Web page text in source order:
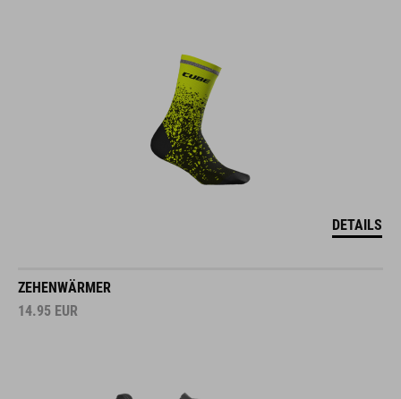
DETAILS
ZEHENWÄRMER
14.95 EUR